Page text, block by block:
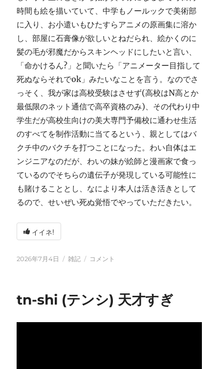
時間も絵を描いていて、中学もノールックで美術部
に入り、お小遣いもひたすらアニメの原画集に溶か
し、部屋に石膏像が欲しいとねだられ、絵かくのに
髪の毛が邪魔だからスキンヘッドにしたいと言い、
「命かけるん?」と聞いたら「アニメーター目指して
死ぬならそれでok」みたいなことを言う。なのでさ
っそく、我が家は高校受験はさせず(高校はN高とか
最低限のネット通信で高卒資格のみ)、その代わり中
学生だが高校生向けの美大専門予備校に通わせ生活
のすべてを制作活動に当てるという、親としてはバ
クチ中のバクチを打つことになった。わい自体はエ
ンジニアなのだが、わいの妹が絵師と漫画家で食っ
ているのでそちらの遺伝子が発現している可能性に
も賭けることとし、なにより本人は活き活きとして
るので、せいぜい死ぬ覚悟でやっていただきたい。
イイネ!
投
2026年7月4日
カ
ー
雑記
い
と
コメント
tn-shi (テンシ) 天才すぎ